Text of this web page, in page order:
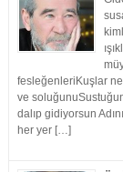
fesleğenleriKuşlar
ve
dalıp gidiyorsun
her yer […]